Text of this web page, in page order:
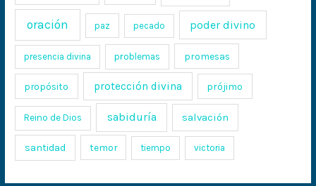
oración paz pecado poder divino
presencia divina problemas promesas
propósito protección divina prójimo
Reino de Dios sabiduría salvación
santidad temor tiempo victoria